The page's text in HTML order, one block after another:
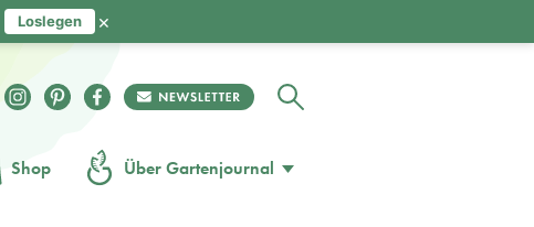
Shop Über Gartenjournal
Loslegen ×